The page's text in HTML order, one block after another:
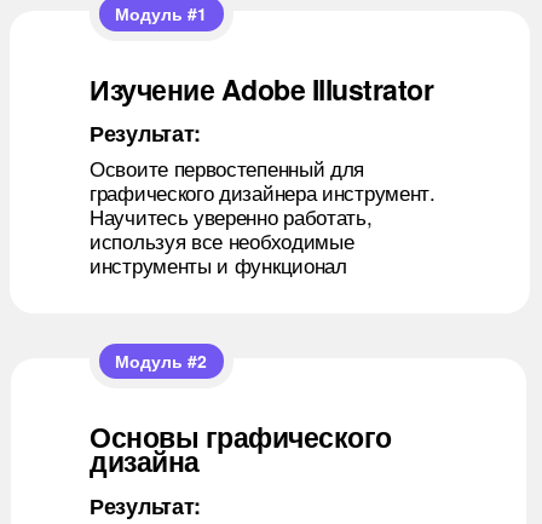
Результат:
Изучение Adobe Illustrator
Модуль #1
Освоите первостепенный для
графического дизайнера инструмент.
Научитесь уверенно работать,
используя все необходимые
инструменты и функционал
Результат:
Основы графического
дизайна
Модуль #2
+